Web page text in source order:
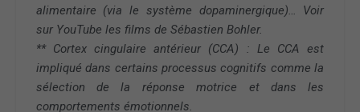
alimentaire (via le système dopaminergique)… Voir
sur YouTube les films de Sébastien Bohler.
** Cortex cingulaire antérieur (CCA) : Le CCA est
impliqué dans certains processus cognitifs comme la
sélection de la réponse motrice et dans les
comportements émotionnels.